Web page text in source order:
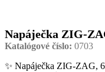
Napáječka ZIG-
Katalógové číslo: 0703
✨ Napáječka ZIG-ZAG,